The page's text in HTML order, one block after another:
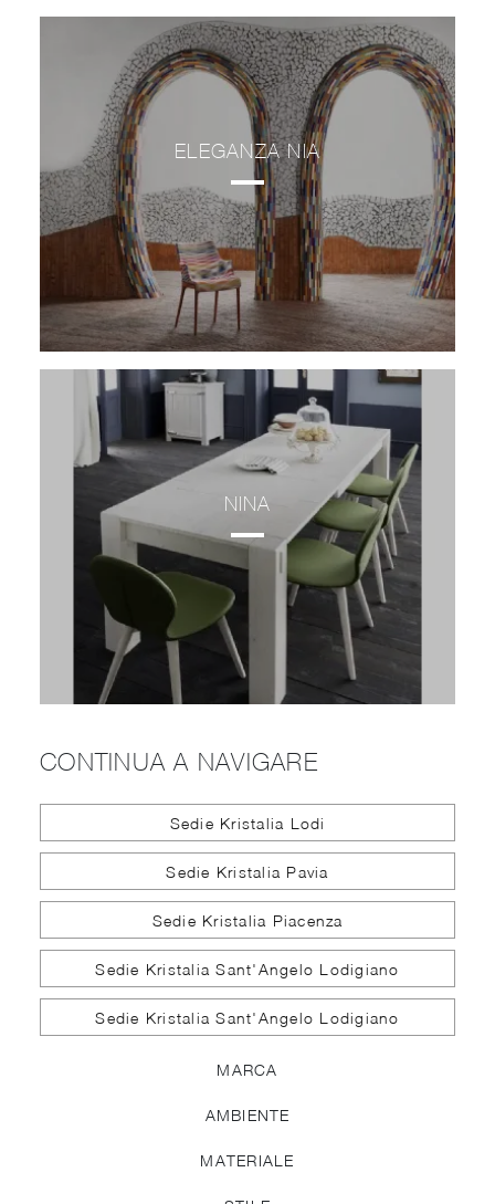
ELEGANZA NIA
NINA
CONTINUA A NAVIGARE
Sedie Kristalia Lodi
Sedie Kristalia Pavia
Sedie Kristalia Piacenza
Sedie Kristalia Sant'Angelo Lodigiano
Sedie Kristalia Sant'Angelo Lodigiano
MARCA
AMBIENTE
MATERIALE